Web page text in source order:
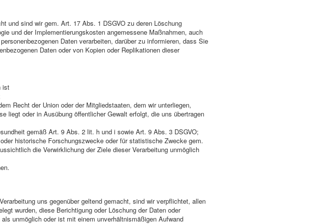
und sind wir gem. Art. 17 Abs. 1 DSGVO zu deren Löschung
und der Implementierungskosten angemessene Maßnahmen, auch
Daten verarbeiten, darüber zu informieren, dass Sie
Daten oder von Kopien oder Replikationen dieser
ist
Recht der Union oder der Mitgliedstaaten, dem wir unterliegen,
liegt oder in Ausübung öffentlicher Gewalt erfolgt, die uns übertragen
gemäß Art. 9 Abs. 2 lit. h und i sowie Art. 9 Abs. 3 DSGVO;
historische Forschungszwecke oder für statistische Zwecke gem.
die Verwirklichung der Ziele dieser Verarbeitung unmöglich
uns gegenüber geltend gemacht, sind wir verpflichtet, allen
wurden, diese Berichtigung oder Löschung der Daten oder
unmöglich oder ist mit einem unverhältnismäßigen Aufwand